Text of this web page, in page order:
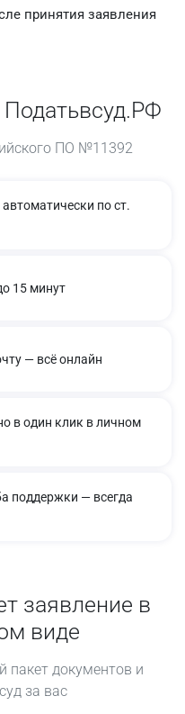
принятия заявления
ПО №11392
по ст.
15 минут
— всё онлайн
в один клик в личном
поддержки — всегда
заявление в
виде
документов и
за вас